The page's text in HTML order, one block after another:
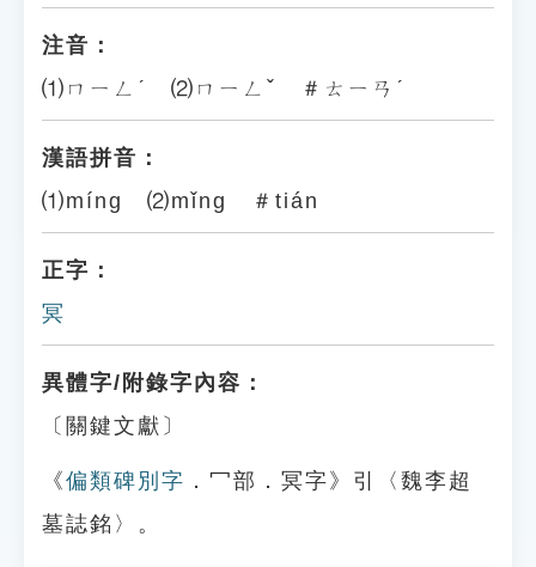
注音：
⑴ㄇㄧㄥˊ ⑵ㄇㄧㄥˇ ＃ㄊㄧㄢˊ
漢語拼音：
⑴míng ⑵mǐng ＃tián
正字：
冥
異體字/附錄字內容：
〔關鍵文獻〕
《偏類碑別字 ．冖部．冥字》引〈魏李超
墓誌銘〉。